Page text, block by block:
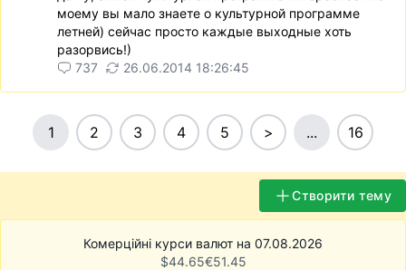
моему вы мало знаете о культурной программе
летней) сейчас просто каждые выходные хоть
разорвись!)
737
26.06.2014 18:26:45
1 2 3 4 5 > ... 16
Створити тему
Комерційні курси валют на 07.08.2026
$44.65€51.45